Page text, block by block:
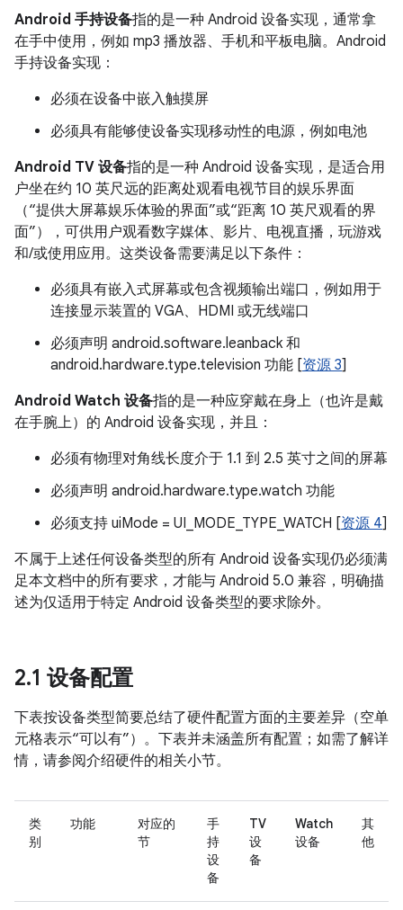
Android 手持设备指的是一种 Android 设备实现，通常拿
在手中使用，例如 mp3 播放器、手机和平板电脑。Android
手持设备实现：
必须在设备中嵌入触摸屏
必须具有能够使设备实现移动性的电源，例如电池
Android TV 设备指的是一种 Android 设备实现，是适合用
户坐在约 10 英尺远的距离处观看电视节目的娱乐界面
（“提供大屏幕娱乐体验的界面”或“距离 10 英尺观看的界
面”），可供用户观看数字媒体、影片、电视直播，玩游戏
和/或使用应用。这类设备需要满足以下条件：
必须具有嵌入式屏幕或包含视频输出端口，例如用于
连接显示装置的 VGA、HDMI 或无线端口
必须声明 android.software.leanback 和
android.hardware.type.television 功能 [资源 3]
Android Watch 设备指的是一种应穿戴在身上（也许是戴
在手腕上）的 Android 设备实现，并且：
必须有物理对角线长度介于 1.1 到 2.5 英寸之间的屏幕
必须声明 android.hardware.type.watch 功能
必须支持 uiMode = UI_MODE_TYPE_WATCH [资源 4]
不属于上述任何设备类型的所有 Android 设备实现仍必须满
足本文档中的所有要求，才能与 Android 5.0 兼容，明确描
述为仅适用于特定 Android 设备类型的要求除外。
2.1 设备配置
下表按设备类型简要总结了硬件配置方面的主要差异（空单
元格表示“可以有”）。下表并未涵盖所有配置；如需了解详
情，请参阅介绍硬件的相关小节。
类
别
功能
对应的
节
手
持
设
备
TV
设
备
Watch
设备
其
他